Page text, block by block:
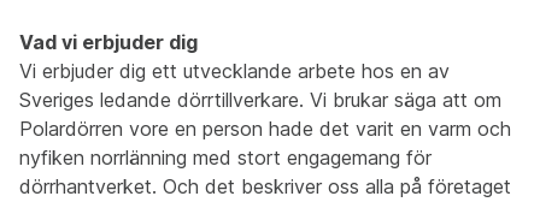
Vad vi erbjuder dig
Vi erbjuder dig ett utvecklande arbete hos en av
Sveriges ledande dörrtillverkare. Vi brukar säga att om
Polardörren vore en person hade det varit en varm och
nyfiken norrlänning med stort engagemang för
dörrhantverket. Och det beskriver oss alla på företaget